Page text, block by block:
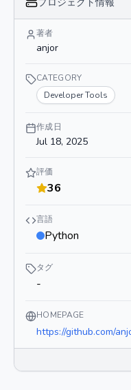
著者
anjor
CATEGORY
Developer Tools
作成日
Jul 18, 2025
評価
36
言語
Python
タグ
-
HOMEPAGE
https://github.com/